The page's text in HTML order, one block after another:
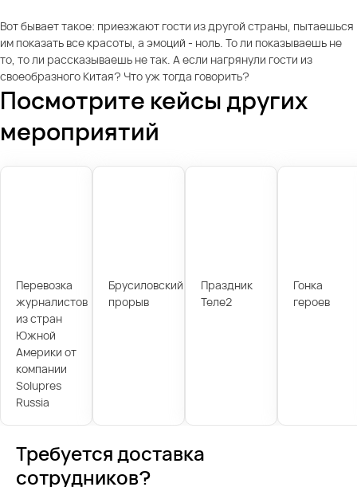
Вот бывает такое: приезжают гости из другой страны, пытаешься
им показать все красоты, а эмоций - ноль. То ли показываешь не
то, то ли рассказываешь не так. А если нагрянули гости из
своеобразного Китая? Что уж тогда говорить?
Посмотрите кейсы других
мероприятий
Перевозка
журналистов
из стран
Южной
Америки от
компании
Solupres
Russia
Брусиловский
прорыв
Праздник
Теле2
Гонка
героев
Требуется доставка
сотрудников?